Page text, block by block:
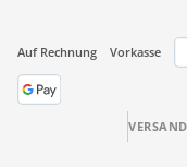
Auf Rechnung
Vorkasse
VERSAND